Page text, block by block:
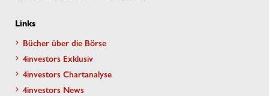
Links
Bücher über die Börse
4investors Exklusiv
4investors Chartanalyse
4investors News